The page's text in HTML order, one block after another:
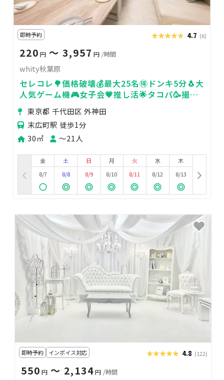
即時予約 ★★★★★
★★★★★ 4.7 (6)
220 円 〜 3,957 円 /時間
whity秋葉原
セレコレ🌳価格破壊💰最大25名🉐ドンキ5分🐧大
人気ゲーム機🎮女子会💗推し活🌟タコパ🥳撮影
📷パーティ🥂whity秋葉原
東京都 千代田区 外神田
末広町駅 徒歩1分
30㎡
〜21人
金
8/7
土
8/8
日
8/9
月
8/10
火
8/11
水
8/12
木
8/13
即時予約 インボイス対応 ★★★★★
★★★★★ 4.8 (122)
550 円〜 2,134円 /時間